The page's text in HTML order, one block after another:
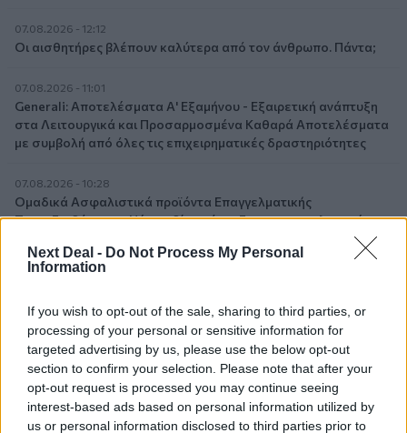
Next Deal - Do Not Process My Personal
Information
If you wish to opt-out of the sale, sharing to third parties, or
processing of your personal or sensitive information for
targeted advertising by us, please use the below opt-out
section to confirm your selection. Please note that after your
opt-out request is processed you may continue seeing
interest-based ads based on personal information utilized by
us or personal information disclosed to third parties prior to
07.08.2026 - 12:12
Οι αισθητήρες βλέπουν καλύτερα από τον άνθρωπο. Πάντα;
07.08.2026 - 11:01
Generali: Αποτελέσματα Α' Εξαμήνου - Εξαιρετική ανάπτυξη
στα Λειτουργικά και Προσαρμοσμένα Καθαρά Αποτελέσματα
με συμβολή από όλες τις επιχειρηματικές δραστηριότητες
07.08.2026 - 10:28
Ομαδικά Ασφαλιστικά προϊόντα Επαγγελματικής
Συνταξιοδότησης: Νέο πεδίο ανάπτυξης για ασφαλιστικές και
Υψηλοί ρυθμοί ανάπτυξης και νέα ρεκόρ επιδόσεων
07.08.2026 - 08:45
Στόχος για νέα δάνεια 15 δισ. το 2026, η «ακτινογραφία» της
κερδοφορίας των τραπεζών, η δυναμική επιστροφή της
Metlen, μεγαλώνει ταχύτατα η CrediaBank